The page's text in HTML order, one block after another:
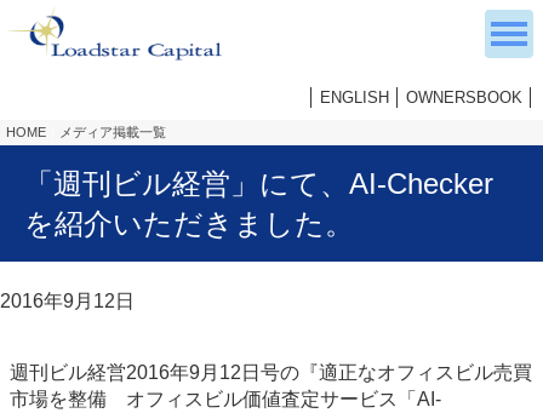
ENGLISH OWNERSBOOK
HOME メディア掲載一覧
「週刊ビル経営」にて、AI-Checker
を紹介いただきました。
2016年9月12日
週刊ビル経営2016年9月12日号の『適正なオフィスビル売買
市場を整備 オフィスビル価値査定サービス「AI-